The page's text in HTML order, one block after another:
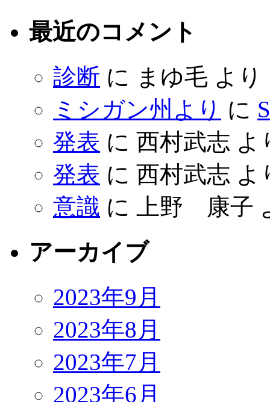
最近のコメント
診断 に まゆ毛 より
ミシガン州より に
発表 に 西村武志 よ
発表 に 西村武志 よ
意識 に 上野 康子
アーカイブ
2023年9月
2023年8月
2023年7月
2023年6月